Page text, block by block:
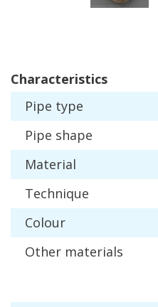
Characteristics
Pipe type
Pipe shape
Material
Technique
Colour
Other materials